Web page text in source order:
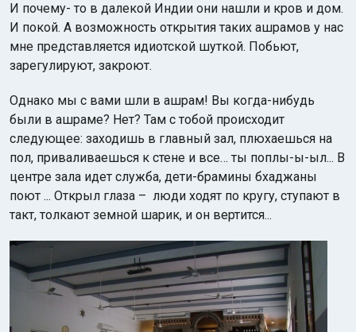
И почему- то в далекой Индии они нашли и кров и дом.
И покой. А возможность открытия таких ашрамов у нас
мне представляется идиотской шуткой. Побьют,
зарегулируют, закроют.
Однако мы с вами шли в ашрам! Вы когда-нибудь
были в ашраме? Нет? Там с тобой происходит
следующее: заходишь в главный зал, плюхаешься на
пол, приваливаешься к стене и все… ты поплы-ы-ыл... В
центре зала идет служба, дети-брамины бхаджаны
поют ... Открыл глаза – люди ходят по кругу, ступают в
такт, толкают земной шарик, и он вертится...